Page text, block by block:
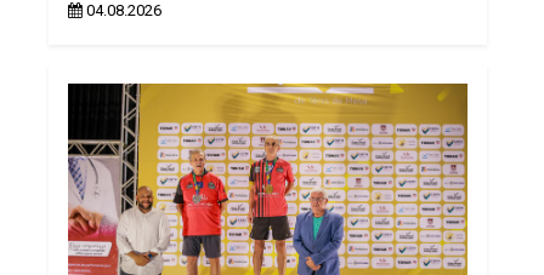
04.08.2026